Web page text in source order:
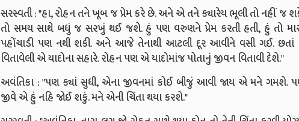
સરસ્વતી : "હા, રોહન તને ખૂબ જ પ્રેમ કરે છે. અને એ તને ક્યારેય ભૂલી તો નહીં જ
તો સમય સાથે બધું જ સરખું થઈ જશે. હું પણ વરુણને પ્રેમ કરતી હતી, હું તો
પહોંચાડી પણ નથી શકી. અને આજે તેનાથી આટલી દૂર આવીને વસી ગઈ.
વિતાવેલી એ યાદોના સહારે. રોહન પણ એ યાદોમાંજ પોતાનું જીવન વિતાવી દેશે."
અવંતિકા : "પણ ક્યાં સુધી, એના જીવનમાં કોઈ બીજું આવી જાય એ મને
જીવે એ હું નહિ જોઈ શકું. મને એની ચિંતા થયા કરશે."